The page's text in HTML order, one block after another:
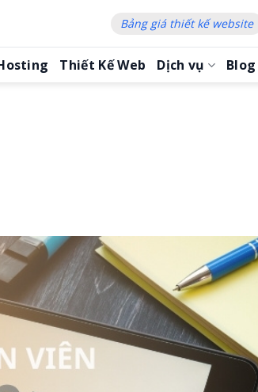
Bảng giá thiết kế website
Thiết Kế Web Dịch vụ Blog